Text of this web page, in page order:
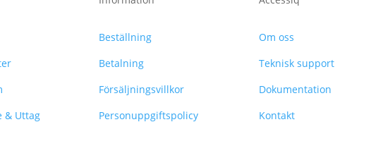
& Uttag
Beställning
Betalning
Försäljningsvillkor
Personuppgiftspolicy
Om oss
Teknisk support
Dokumentation
Kontakt